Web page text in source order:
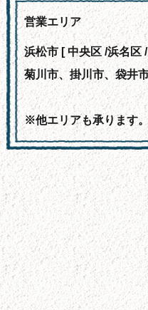
営業エリア
浜松市 [ 中央区 /浜名区
菊川市、掛川市、袋井
※他エリアも承ります